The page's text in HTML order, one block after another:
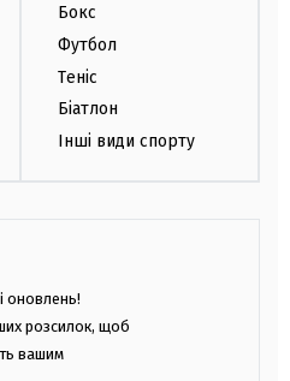
Бокс
Футбол
Теніс
Біатлон
Інші види спорту
оновлень!
розсилок, щоб
вашим